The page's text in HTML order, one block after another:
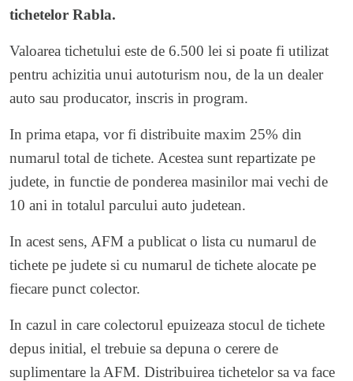
tichetelor Rabla.
Valoarea tichetului este de 6.500 lei si poate fi utilizat
pentru achizitia unui autoturism nou, de la un dealer
auto sau producator, inscris in program.
In prima etapa, vor fi distribuite maxim 25% din
numarul total de tichete. Acestea sunt repartizate pe
judete, in functie de ponderea masinilor mai vechi de
10 ani in totalul parcului auto judetean.
In acest sens, AFM a publicat o lista cu numarul de
tichete pe judete si cu numarul de tichete alocate pe
fiecare punct colector.
In cazul in care colectorul epuizeaza stocul de tichete
depus initial, el trebuie sa depuna o cerere de
suplimentare la AFM. Distribuirea tichetelor sa va face